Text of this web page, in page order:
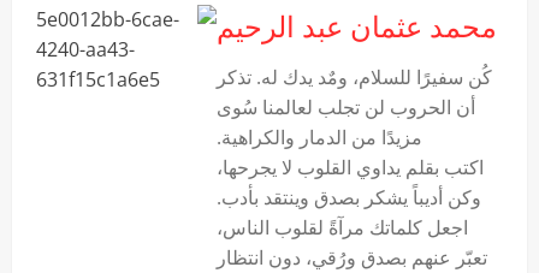
محمد عثمان عبد الرحيم
‏كُن سفيرًا للسلام، ومٌد يدك له. تذكر
أن الحروب لن تجلب لعالمنا سُوى
مزيدًا من الدمار والكراهية.
اكتب بقلم يداوي القلوب لا يجرحها،
وكن أديباً يشكر بصدق وينتقد بأدب.
اجعل كلماتك مرآةً لقلوب الناس،
تعبّر عنهم بصدق ورُقي، دون انتظار